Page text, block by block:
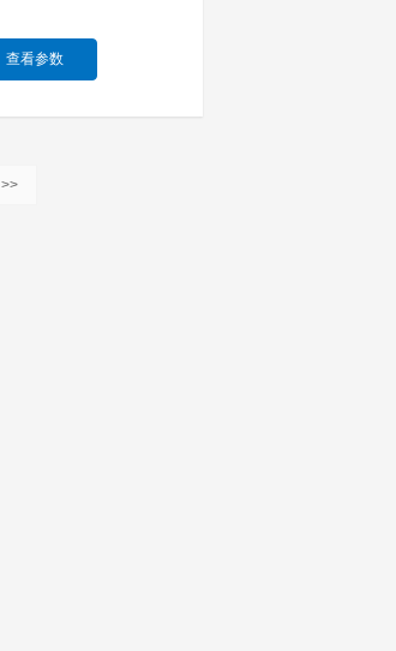
查看参数
>>